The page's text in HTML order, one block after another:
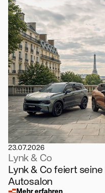
23.07.2026
Lynk & Co
Lynk & Co feiert
Autosalon